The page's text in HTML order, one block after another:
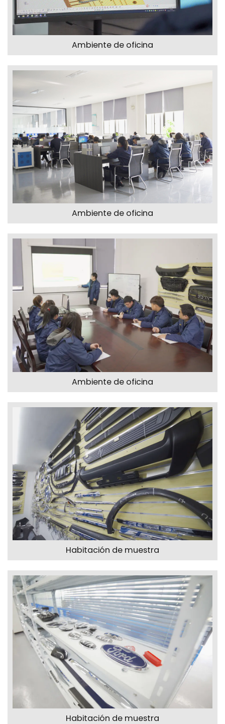
Ambiente de oficina
Ambiente de oficina
Ambiente de oficina
Habitación de muestra
Habitación de muestra